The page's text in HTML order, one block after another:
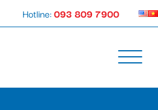
Hotline:093 809 7900